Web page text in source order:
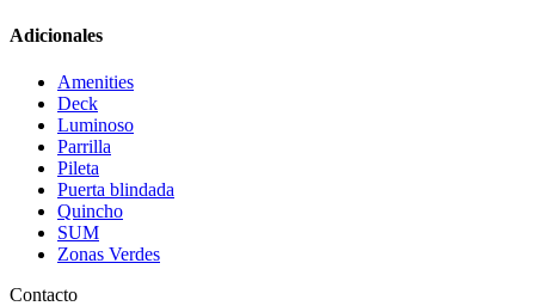
Adicionales
Amenities
Deck
Luminoso
Parrilla
Pileta
Puerta blindada
Quincho
SUM
Zonas Verdes
Contacto